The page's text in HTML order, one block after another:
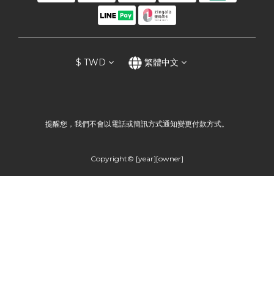
$ TWD 繁體中文
提醒您，我們不會以電話或簡訊方式通知變更付款方式。
Copyright© [year][owner]